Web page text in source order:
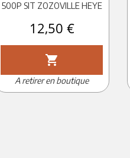
500P SIT ZOZOVILLE HEYE
Prix
12,50 €
shopping_cart
A retirer en boutique